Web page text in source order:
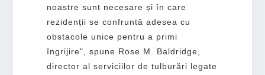
noastre sunt necesare și în care
rezidenții se confruntă adesea cu
obstacole unice pentru a primi
îngrijire", spune Rose M. Baldridge,
director al serviciilor de tulburări legate